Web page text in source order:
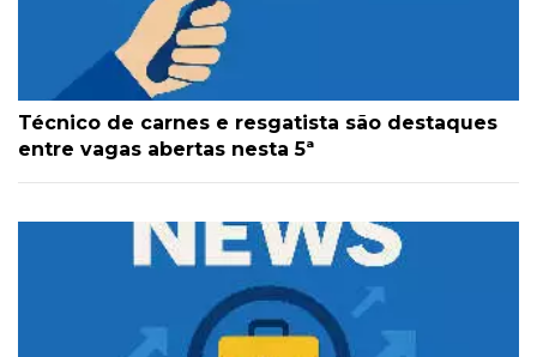
Técnico de carnes e resgatista são destaques
entre vagas abertas nesta 5ª